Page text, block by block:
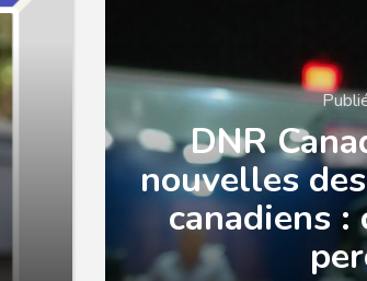
DNR
nouvelles
canadiens